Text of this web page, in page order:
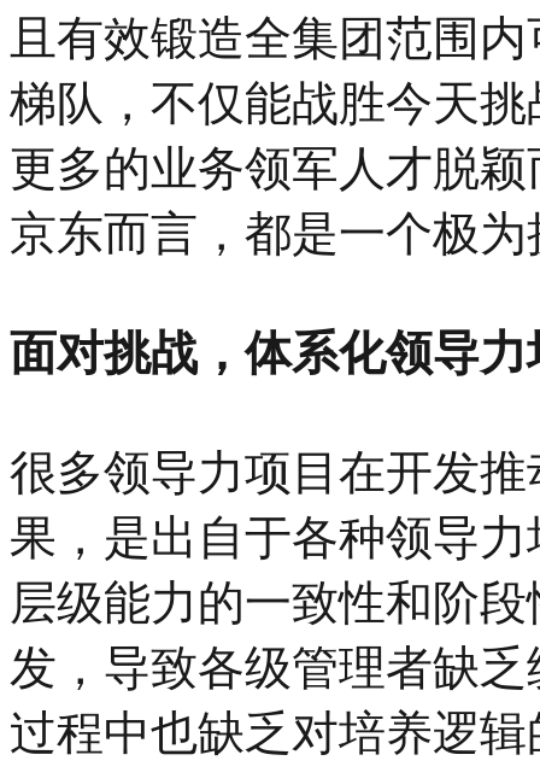
且有效锻造全集团范围
梯队，不仅能战胜今天
更多的业务领军人才脱
京东而言，都是一个极
面对挑战，体系化领导
很多领导力项目在开发
果，是出自于各种领导
层级能力的一致性和阶
发，导致各级管理者缺
过程中也缺乏对培养逻